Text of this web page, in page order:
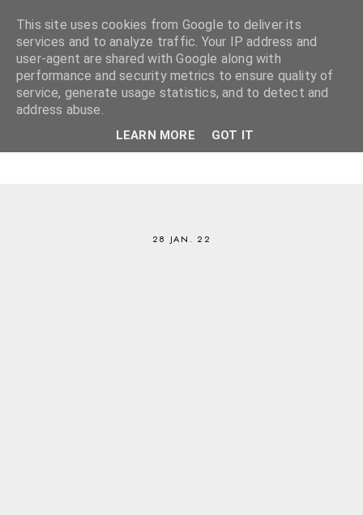
28 JAN. 22
This site uses cookies from Google to deliver its
services and to analyze traffic. Your IP address and
user-agent are shared with Google along with
performance and security metrics to ensure quality of
service, generate usage statistics, and to detect and
address abuse.
LEARN MORE GOT IT